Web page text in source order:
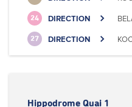
24 DIRECTION
27 DIRECTION
Hippodrome Quai 1